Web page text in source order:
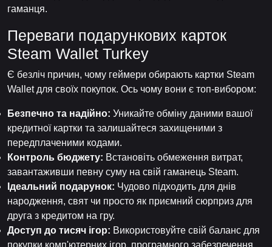
гаманця.
Переваги подарункових карток
Steam Wallet Turkey
Є безліч причин, чому геймери обирають картки Steam
Wallet для своїх покупок. Ось чому вони є топ-вибором:
Безпечно та надійно: Уникайте обміну даними вашої
кредитної картки та залишайтеся захищеними з
передплаченими кодами.
Контроль бюджету: Встановіть обмеження витрат,
завантаживши певну суму на свій гаманець Steam.
Ідеальний подарунок: Чудово підходить для днів
народження, свят чи просто як приємний сюрприз для
друга з кредитом на гру.
Доступ до тисяч ігор: Використовуйте свій баланс для
покупки комп'ютерних ігор, програмного забезпечення